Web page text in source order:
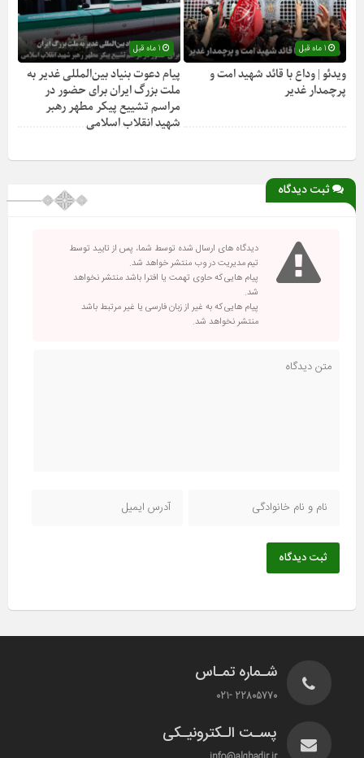
1 ماه قبل
ویدئو | وداع با قائد شهید امت و
پرچمدار غدیر
پیام دعوت بنیاد بین‌المللی غدیر به
ملت بزرگ ایران برای حضور در
مراسم تشییع پیکر مطهر رهبر
شهید انقلاب اسلامی
ثبت دیدگاه
دیدگاه های ارسال شده توسط شما، پس از تایید توسط
تیم مدیریت در وب منتشر خواهد شد.
پیام هایی که حاوی تهمت یا افترا باشد منتشر نخواهد
شد.
پیام هایی که به غیر از زبان فارسی یا غیر مرتبط باشد
منتشر نخواهد شد.
ثبت دیدگاه
شـماره تمـاس
22805770 -021
پسـت الـکترونیـکی